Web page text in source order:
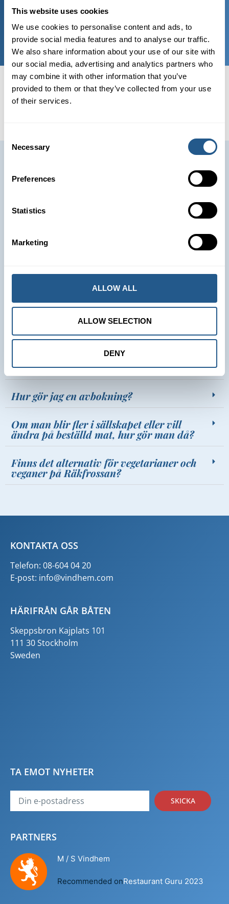
This website uses cookies
We use cookies to personalise content and ads, to
provide social media features and to analyse our traffic.
We also share information about your use of our site with
our social media, advertising and analytics partners who
may combine it with other information that you’ve
provided to them or that they’ve collected from your use
of their services.
Selection
Necessary
Preferences
Statistics
Marketing
ALLOW ALL
ALLOW SELECTION
DENY
SCHLAGER
Sagt om oss
Vad ingår i räkfrossan?
Hur länge varar evenemanget/kvällen?
Hur bokar jag biljetter?
Kan jag boka för en större grupp eller
företag?
Var avgår båten ifrån och vilken tid?
Vad har ni för avbokningsregler?
Hur gör jag en avbokning?
Om man blir fler i sällskapet eller vill
ändra på beställd mat, hur gör man då?
Finns det alternativ för vegetarianer och
veganer på Räkfrossan?
KONTAKTA OSS
Telefon: 08-604 04 20
E-post: info@vindhem.com
HÄRIFRÅN GÅR BÅTEN
Skeppsbron Kajplats 101
111 30 Stockholm
Sweden
TA EMOT NYHETER
SKICKA
PARTNERS
M / S Vindhem
Recommended onRestaurant Guru 2023